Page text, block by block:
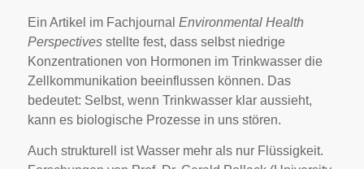
Ein Artikel im Fachjournal Environmental Health
Perspectivesstellte fest, dass selbst niedrige
Konzentrationen von Hormonen im Trinkwasser die
Zellkommunikation beeinflussen können. Das
bedeutet: Selbst, wenn Trinkwasser klar aussieht,
kann es biologische Prozesse in uns stören.
Auch strukturell ist Wasser mehr als nur Flüssigkeit.